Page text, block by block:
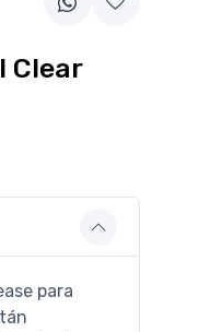
Clear
para